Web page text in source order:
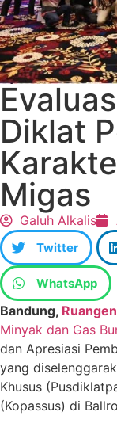
Diklat
Migas
Galuh Alkalis
Twitter
WhatsApp
Bandung,
Minyak dan Gas
dan Apresiasi
yang
Khusus
(Kopassus) di